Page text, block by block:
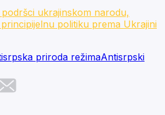
ukrajinskom narodu,
politiku prema Ukrajini
priroda režimaAntisrpski